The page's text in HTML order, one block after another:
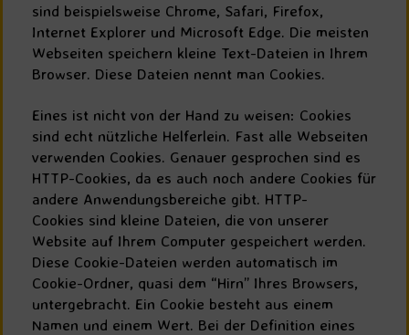
sind beispielsweise Chrome, Safari, Firefox,
Internet Explorer und Microsoft Edge. Die meisten
Webseiten speichern kleine Text-Dateien in Ihrem
Browser. Diese Dateien nennt man Cookies.
Eines ist nicht von der Hand zu weisen: Cookies
sind echt nützliche Helferlein. Fast alle Webseiten
verwenden Cookies. Genauer gesprochen sind es
HTTP-Cookies, da es auch noch andere Cookies für
andere Anwendungsbereiche gibt. HTTP-
Cookies sind kleine Dateien, die von unserer
Website auf Ihrem Computer gespeichert werden.
Diese Cookie-Dateien werden automatisch im
Cookie-Ordner, quasi dem “Hirn” Ihres Browsers,
untergebracht. Ein Cookie besteht aus einem
Namen und einem Wert. Bei der Definition eines